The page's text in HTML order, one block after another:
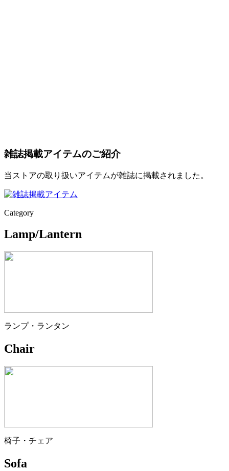
雑誌掲載アイテムのご紹介
当ストアの取り扱いアイテムが雑誌に掲載されました。
Category
Lamp/Lantern
ランプ・ランタン
Chair
椅子・チェア
Sofa